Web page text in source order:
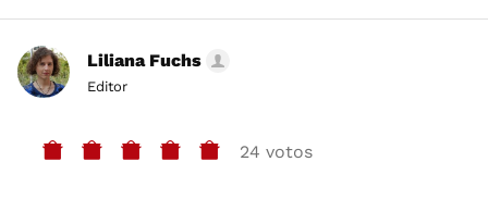
Liliana Fuchs
Editor
24 votos